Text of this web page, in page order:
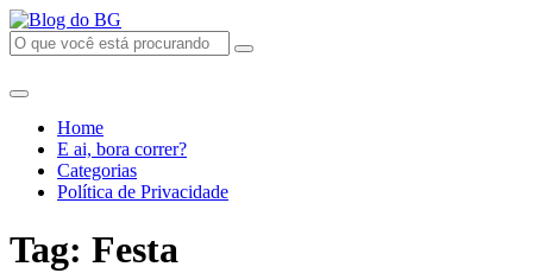
Home
E ai, bora correr?
Categorias
Política de Privacidade
Tag: Festa